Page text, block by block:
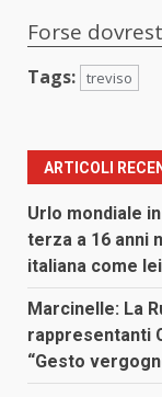
Forse
Tags: treviso
ARTICOLI
Urlo mondiale
terza a 16 anni
italiana come lei
Marcinelle: La
rappresentanti
“Gesto